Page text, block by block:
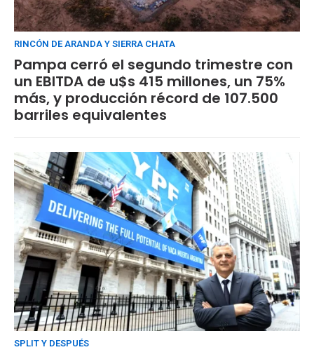
RINCÓN DE ARANDA Y SIERRA CHATA
Pampa cerró el segundo trimestre con
un EBITDA de u$s 415 millones, un 75%
más, y producción récord de 107.500
barriles equivalentes
SPLIT Y DESPUÉS